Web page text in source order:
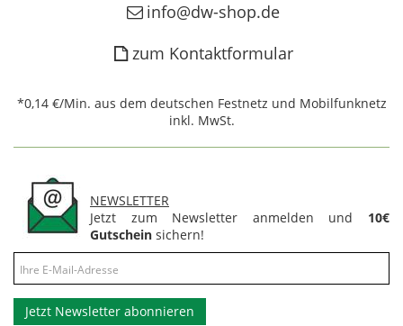
info@dw-shop.de
zum Kontaktformular
*0,14 €/Min. aus dem deutschen Festnetz und Mobilfunknetz
inkl. MwSt.
NEWSLETTER
Jetzt zum Newsletter anmelden und 10€
Gutschein sichern!
Jetzt Newsletter abonnieren